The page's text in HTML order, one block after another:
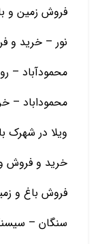
فروش زمین و
نور – خرید و
محمودآباد –
محموداباد –
خرید و فروش
فروش باغ و
سنگان –